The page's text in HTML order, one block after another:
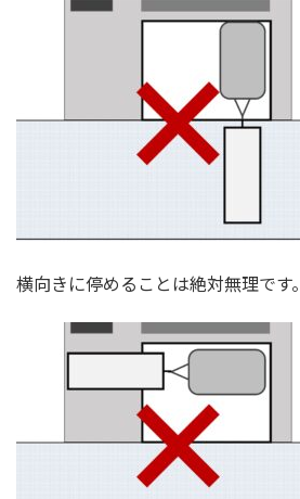
横向きに停めることは絶対無理です。